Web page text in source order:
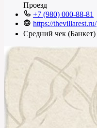
Проезд
+7 (980) 000-88-81
https://thevillarest.ru/
Средний чек (Банкет)